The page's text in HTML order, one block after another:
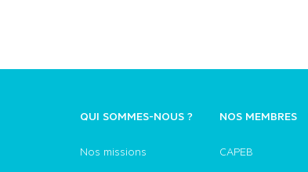
QUI SOMMES-NOUS ?
Nos missions
NOS MEMBRES
CAPEB